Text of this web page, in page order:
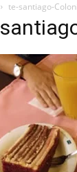
te-santiago-